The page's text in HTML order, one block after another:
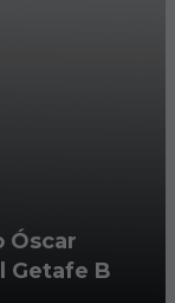
Óscar
Getafe B